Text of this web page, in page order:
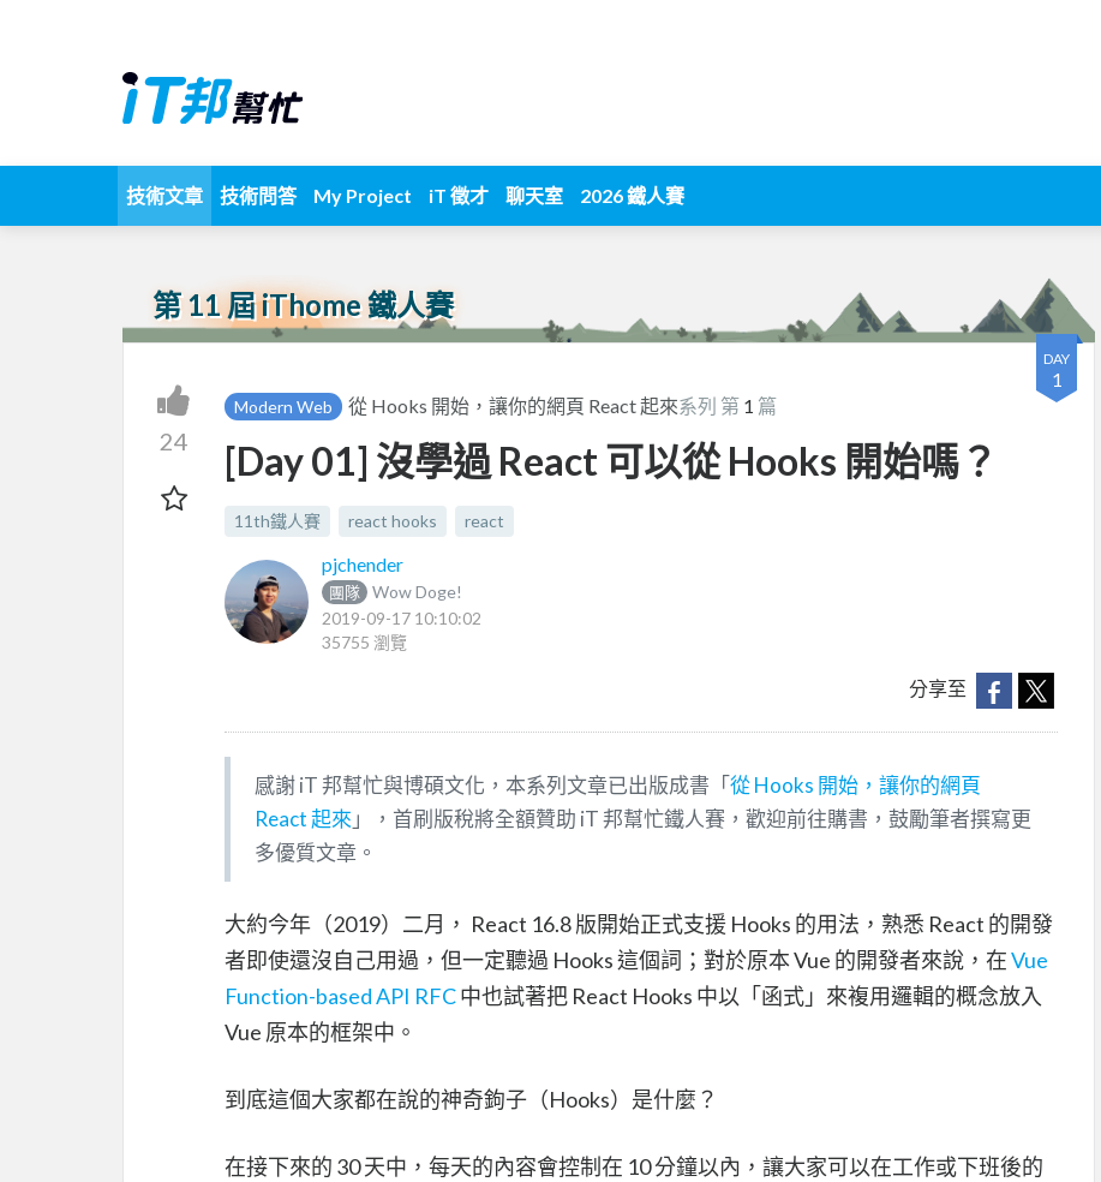
技術文章 技術問答 My Project iT 徵才 聊天室 2026 鐵人賽
第 11 屆 iThome 鐵人賽
DAY
1
24
Modern Web 從 Hooks 開始，讓你的網頁 React 起來系列 第 1 篇
[Day 01] 沒學過 React 可以從 Hooks 開始嗎？
11th鐵人賽 react hooks react
pjchender
團隊
Wow Doge!
2019-09-17 10:10:02
35755 瀏覽
分享至
感謝 iT 邦幫忙與博碩文化，本系列文章已出版成書「從 Hooks 開始，讓你的網頁
React 起來 」，首刷版稅將全額贊助 iT 邦幫忙鐵人賽，歡迎前往購書，鼓勵筆者撰寫更
多優質文章。
大約今年（2019）二月， React 16.8 版開始正式支援 Hooks 的用法，熟悉 React 的開發
者即使還沒自己用過，但一定聽過 Hooks 這個詞；對於原本 Vue 的開發者來說，在Vue
Function-based API RFC中也試著把 React Hooks 中以「函式」來複用邏輯的概念放入
Vue 原本的框架中。
到底這個大家都在說的神奇鉤子（Hooks）是什麼？
在接下來的 30 天中，每天的內容會控制在 10 分鐘以內，讓大家可以在工作或下班後的